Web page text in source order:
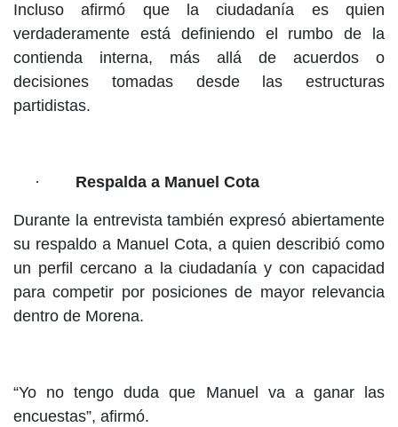
Incluso afirmó que la ciudadanía es quien
verdaderamente está definiendo el rumbo de la
contienda interna, más allá de acuerdos o
decisiones tomadas desde las estructuras
partidistas.
· Respalda a Manuel Cota
Durante la entrevista también expresó abiertamente
su respaldo a Manuel Cota, a quien describió como
un perfil cercano a la ciudadanía y con capacidad
para competir por posiciones de mayor relevancia
dentro de Morena.
“Yo no tengo duda que Manuel va a ganar las
encuestas”, afirmó.